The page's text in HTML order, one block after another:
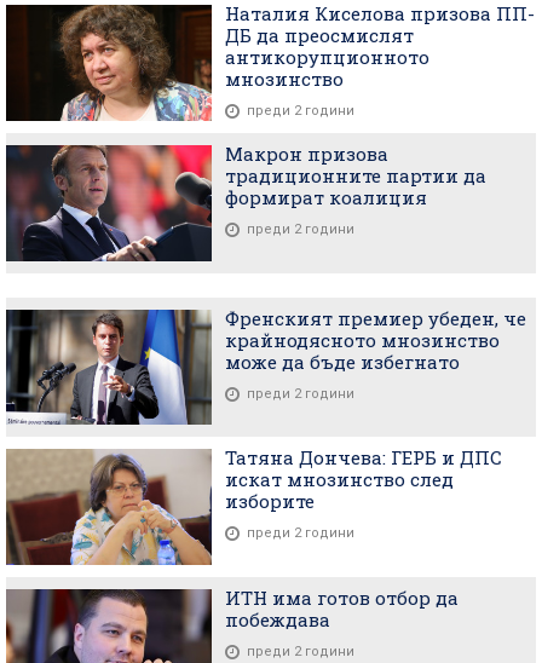
Наталия Киселова призова ПП-
ДБ да преосмислят
антикорупционното
мнозинство
преди 2 години
Макрон призова
традиционните партии да
формират коалиция
преди 2 години
Френският премиер убеден, че
крайнодясното мнозинство
може да бъде избегнато
преди 2 години
Татяна Дончева: ГЕРБ и ДПС
искат мнозинство след
изборите
преди 2 години
ИТН има готов отбор да
побеждава
преди 2 години